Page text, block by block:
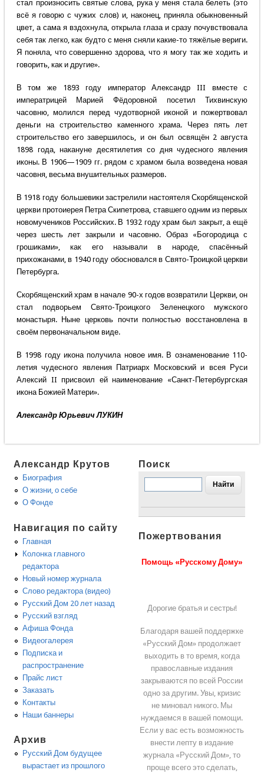
стал произносить святые слова, рука у меня стала белеть (это
всё я говорю с чужих слов) и, наконец, приняла обыкновенный
цвет, а сама я вздохнула, открыла глаза и сразу почувствовала
себя так легко, как будто с меня сняли какие-то тяжёлые вериги.
Я поняла, что совершенно здорова, что я могу так же ходить и
говорить, как и другие».
В том же 1893 году император Александр III вместе с
императрицей Марией Фёдоровной посетил Тихвинскую
часовню, молился перед чудотворной иконой и пожертвовал
деньги на строительство каменного храма. Через пять лет
строительство его завершилось, и он был освящён 2 августа
1898 года, накануне десятилетия со дня чудесного явления
иконы. В 1906—1909 гг. рядом с храмом была возведена новая
часовня, весьма внушительных размеров.
В 1918 году большевики застрелили настоятеля Скорбященской
церкви протоиерея Петра Скипетрова, ставшего одним из первых
новомучеников Российских. В 1932 году храм был закрыт, а ещё
через шесть лет закрыли и часовню. Образ «Богородица с
грошиками», как его называли в народе, спасённый
прихожанами, в 1940 году обосновался в Свято-Троицкой церкви
Петербурга.
Скорбященский храм в начале 90-х годов возвратили Церкви, он
стал подворьем Свято-Троицкого Зеленецкого мужского
монастыря. Ныне церковь почти полностью восстановлена в
своём первоначальном виде.
В 1998 году икона получила новое имя. В ознаменование 110-
летия чудесного явления Патриарх Московский и всея Руси
Алексий II присвоил ей наименование «Санкт-Петербургская
икона Божией Матери».
Александр Юрьевич ЛУКИН
Александр Крутов
Биография
О жизни, о себе
О Фонде
Навигация по сайту
Главная
Колонка главного
редактора
Новый номер журнала
Слово редактора (видео)
Русский Дом 20 лет назад
Русский взгляд
Афиша Фонда
Видеогалерея
Подписка и
распространение
Прайс лист
Заказать
Контакты
Наши баннеры
Архив
Русский Дом будущее
вырастает из прошлого
Поиск
Пожертвования
Помощь «Русскому Дому»
Дорогие братья и сестры!
Благодаря вашей поддержке
«Русский Дом» продолжает
выходить в то время, когда
православные издания
закрываются по всей России
одно за другим. Увы, кризис
не миновал никого. Мы
нуждаемся в вашей помощи.
Если у вас есть возможность
внести лепту в издание
журнала «Русский Дом», то
проще всего это сделать,